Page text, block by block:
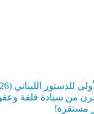
قرن من سيادة قلقة
مستقرة!